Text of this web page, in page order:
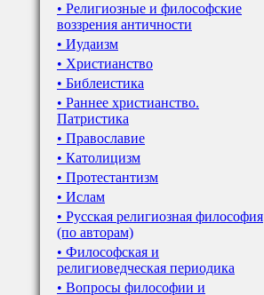
• Религиозные и философские
воззрения античности
• Иудаизм
• Христианство
• Библеистика
• Раннее христианство.
Патристика
• Православие
• Католицизм
• Протестантизм
• Ислам
• Русская религиозная философия
(по авторам)
• Философская и
религиоведческая периодика
• Вопросы философии и